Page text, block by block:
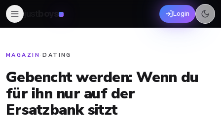
boys Login
MAGAZIN ·DATING
Gebencht werden: Wenn du
für ihn nur auf der
Ersatzbank sitzt